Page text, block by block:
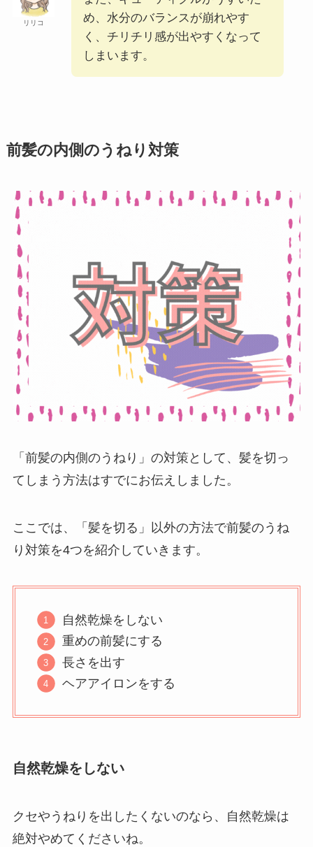
リリコ
め、水分のバランスが崩れやす
く、チリチリ感が出やすくなって
しまいます。
前髪の内側のうねり対策
「前髪の内側のうねり」の対策として、髪を切っ
てしまう方法はすでにお伝えしました。
ここでは、「髪を切る」以外の方法で前髪のうね
り対策を4つを紹介していきます。
自然乾燥をしない
重めの前髪にする
長さを出す
ヘアアイロンをする
自然乾燥をしない
クセやうねりを出したくないのなら、自然乾燥は
絶対やめてくださいね。